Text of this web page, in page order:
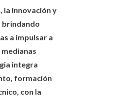
la innovación y
brindando
a impulsar a
integra
formación
con la